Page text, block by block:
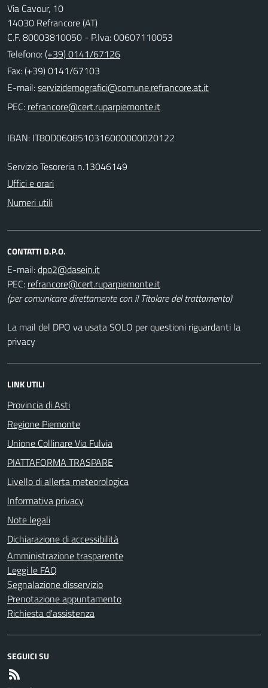
Via Cavour, 10
14030 Refrancore (AT)
C.F. 80003810050 - P.Iva: 00607110053
Telefono:(+39) 0141/67126
Fax: (+39) 0141/67103
E-mail:
PEC:
IBAN: IT80D0608510316000000020122
Servizio Tesoreria n.13046149
Uffici e orari
Numeri utili
CONTATTI D.P.O.
E-mail:
PEC:
(per comunicare direttamente con il Titolare del trattamento)
La mail del DPO va usata SOLO per questioni riguardanti la
privacy
LINK UTILI
Provincia di Asti
Regione Piemonte
Unione Collinare Via Fulvia
PIATTAFORMA TRASPARE
Livello di allerta meteorologica
Informativa privacy
Note legali
Dichiarazione di accessibilità
Amministrazione trasparente
Leggi le FAQ
Segnalazione disservizio
Prenotazione appuntamento
Richiesta d'assistenza
SEGUICI SU